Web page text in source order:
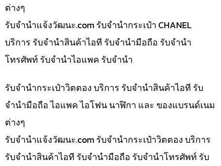
ต่างๆ
รับจํานําแจ้งวัฒนะ.com รับจำนำกระเป๋า CHANEL
บริการ รับจำนำสินค้าไอที รับจำนำมือถือ รับจำนำ
โทรศัพท์ รับจำนำไอแพค รับจำนำ
รับจำนำกระเป๋าวิตตอง บริการ รับจำนำสินค้าไอที รับ
จำนำมือถือ ไอแพค ไอโฟน นาฬิกา และ ของแบรนด์เนม
ต่างๆ
รับจํานําแจ้งวัฒนะ.com รับจำนำกระเป๋าวิตตอง บริการ
รับจำนำสินค้าไอที รับจำนำมือถือ รับจำนำโทรศัพท์ รับ